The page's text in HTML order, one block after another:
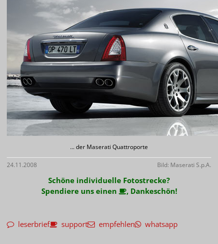
... der Maserati Quattroporte
24.11.2008 Bild: Maserati S.p.A.
Schöne individuelle Fotostrecke?
Spendiere uns einen
, Dankeschön!
leserbrief support empfehlen whatsapp